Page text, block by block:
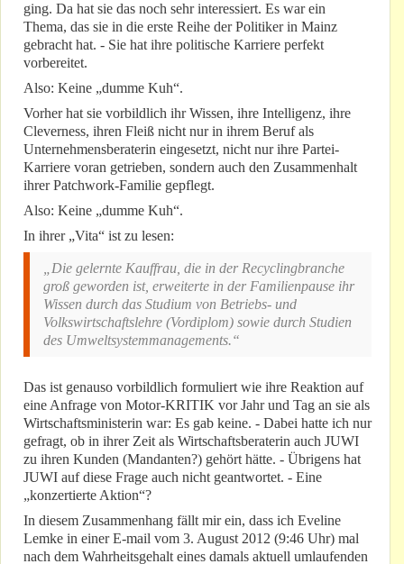
ging. Da hat sie das noch sehr interessiert. Es war ein
Thema, das sie in die erste Reihe der Politiker in Mainz
gebracht hat. - Sie hat ihre politische Karriere perfekt
vorbereitet.
Also: Keine „dumme Kuh“.
Vorher hat sie vorbildlich ihr Wissen, ihre Intelligenz, ihre
Cleverness, ihren Fleiß nicht nur in ihrem Beruf als
Unternehmensberaterin eingesetzt, nicht nur ihre Partei-
Karriere voran getrieben, sondern auch den Zusammenhalt
ihrer Patchwork-Familie gepflegt.
Also: Keine „dumme Kuh“.
In ihrer „Vita“ ist zu lesen:
„Die gelernte Kauffrau, die in der Recyclingbranche
groß geworden ist, erweiterte in der Familienpause ihr
Wissen durch das Studium von Betriebs- und
Volkswirtschaftslehre (Vordiplom) sowie durch Studien
des Umweltsystemmanagements.“
Das ist genauso vorbildlich formuliert wie ihre Reaktion auf
eine Anfrage von Motor-KRITIK vor Jahr und Tag an sie als
Wirtschaftsministerin war: Es gab keine. - Dabei hatte ich nur
gefragt, ob in ihrer Zeit als Wirtschaftsberaterin auch JUWI
zu ihren Kunden (Mandanten?) gehört hätte. - Übrigens hat
JUWI auf diese Frage auch nicht geantwortet. - Eine
„konzertierte Aktion“?
In diesem Zusammenhang fällt mir ein, dass ich Eveline
Lemke in einer E-mail vom 3. August 2012 (9:46 Uhr) mal
nach dem Wahrheitsgehalt eines damals aktuell umlaufenden